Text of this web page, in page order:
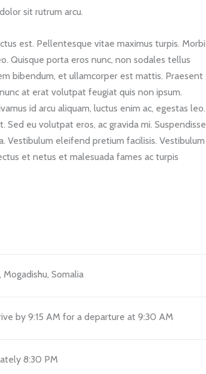
sit rutrum arcu.
est. Pellentesque vitae maximus turpis. Morbi
Quisque porta eros nunc, non sodales tellus
bibendum, et ullamcorper est mattis. Praesent
at erat volutpat feugiat quis non ipsum.
id arcu aliquam, luctus enim ac, egestas leo.
Sed eu volutpat eros, ac gravida mi. Suspendisse
Vestibulum eleifend pretium facilisis. Vestibulum
et netus et malesuada fames ac turpis
Mogadishu, Somalia
by 9:15 AM for a departure at 9:30 AM
8:30 PM